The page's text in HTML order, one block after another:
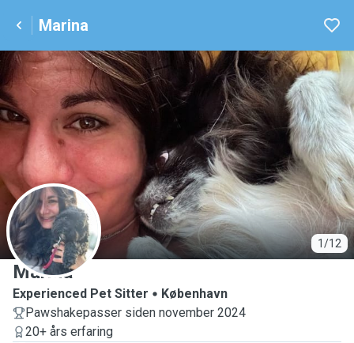
Marina
1/12
M
Marina
Experienced Pet Sitter
København
Pawshakepasser siden november 2024
20+ års erfaring